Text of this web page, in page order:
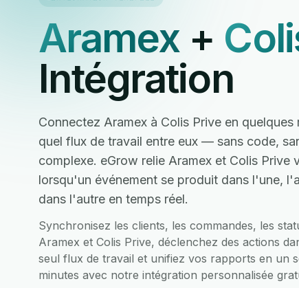
Aramex+
Intégration
Connectez Aramex à Colis Prive en
quel flux de travail entre eux — sans code,
complexe. eGrow relie Aramex et Colis Prive
lorsqu'un événement se produit dans l'une,
dans l'autre en temps réel.
Synchronisez les clients, les commandes, les
Aramex et Colis Prive, déclenchez des actions
seul flux de travail et unifiez vos rapports en un
minutes avec notre intégration personnalisée